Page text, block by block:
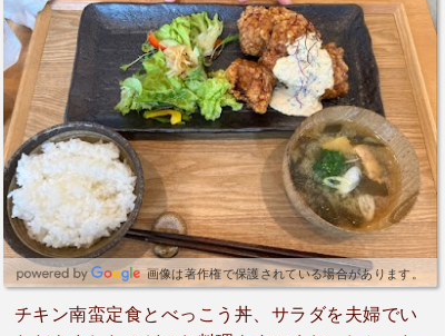
変満足しているようでした。当初、写真だと少な
く見えるのにこの値段？となっていたと、、。
「全然あり！写真撮り直した方がいい！」と絶賛
していました、笑私はカレーを頂きましたが、溶
け込んだ具材が甘くスパイシーさも感じて美味し
い……こちらも大変満足できました！！チキン南
蛮の衝撃で長文になりすみません、笑 次はデザ
ートや、ちょっと贅沢にべっこう丼も頂いてみた
いです…！これからも応援しております！！※車
の場合、店の前と別に提携の駐車場もあるようで
す。空いているか事前に連絡して確認した方がい
いかもしれません。
画像は著作権で保護されている場合があります。
チキン南蛮定食とべっこう丼、サラダを夫婦でい